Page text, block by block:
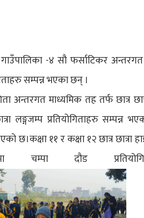
-४ सौ फर्साटिकर
सम्पन्न भएका छन् ।
अन्तरगत माध्यमिक तह तर्फ छात्र
लङ्गजम्प प्रतियोगिताहरु
छ।कक्षा ११ र कक्षा १२ छात्र छात्रा
चम्पा दौड